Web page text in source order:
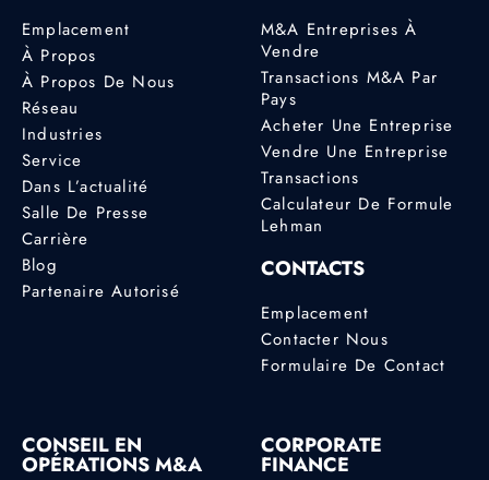
Emplacement
À Propos
À Propos De Nous
Réseau
Industries
Service
Dans L’actualité
Salle De Presse
Carrière
Blog
Partenaire Autorisé
M&A Entreprises À
Vendre
Transactions M&A Par
Pays
Acheter Une Entreprise
Vendre Une Entreprise
Transactions
Calculateur De Formule
Lehman
CONTACTS
Emplacement
Contacter Nous
Formulaire De Contact
CONSEIL EN
OPÉRATIONS M&A
CORPORATE
FINANCE